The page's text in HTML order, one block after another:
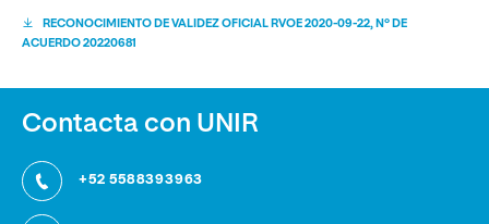
RECONOCIMIENTO DE VALIDEZ OFICIAL RVOE 2020-09-22, Nº DE
ACUERDO 20220681
Contacta con UNIR
+52 5588393963